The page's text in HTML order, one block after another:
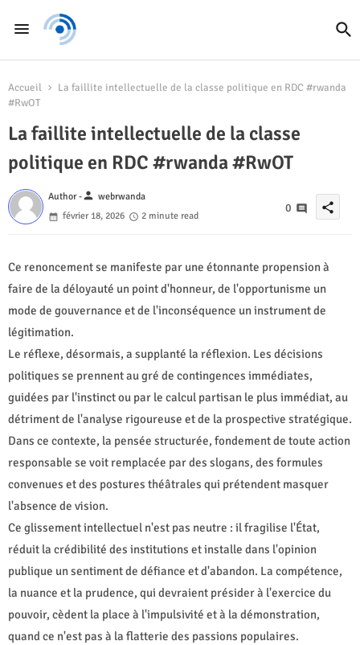
Accueil
La faillite intellectuelle de la classe politique en RDC #rwanda
#RwOT
La faillite intellectuelle de la classe
politique en RDC #rwanda #RwOT
Author -person webrwanda
février 18, 2026
2 minute read
0 share
Ce renoncement se manifeste par une étonnante propension à
faire de la déloyauté un point d'honneur, de l'opportunisme un
mode de gouvernance et de l'inconséquence un instrument de
légitimation.
Le réflexe, désormais, a supplanté la réflexion. Les décisions
politiques se prennent au gré de contingences immédiates,
guidées par l'instinct ou par le calcul partisan le plus immédiat, au
détriment de l'analyse rigoureuse et de la prospective stratégique.
Dans ce contexte, la pensée structurée, fondement de toute action
responsable se voit remplacée par des slogans, des formules
convenues et des postures théâtrales qui prétendent masquer
l'absence de vision.
Ce glissement intellectuel n'est pas neutre : il fragilise l'État,
réduit la crédibilité des institutions et installe dans l'opinion
publique un sentiment de défiance et d'abandon. La compétence,
la nuance et la prudence, qui devraient présider à l'exercice du
pouvoir, cèdent la place à l'impulsivité et à la démonstration,
quand ce n'est pas à la flatterie des passions populaires.